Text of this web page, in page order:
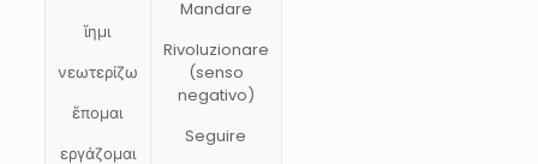
ἵημι
νεωτερίζω
ἕπομαι
εργάζομαι
Mandare
Rivoluzionare
(senso
negativo)
Seguire